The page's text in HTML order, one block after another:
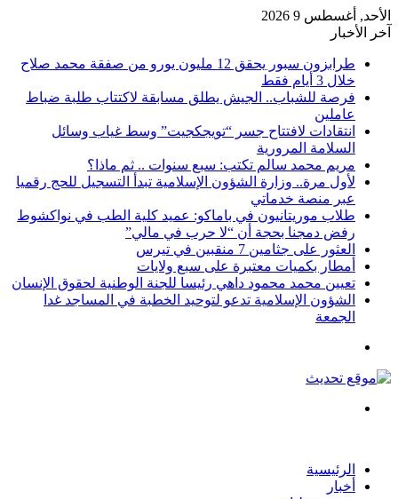
الأحد, أغسطس 9 2026
آخر الأخبار
طرابزون سبور يحقق 12 مليون يورو من صفقة محمد صلاح
خلال 3 أيام فقط
فرصة للشباب.. الجيش يطلق مسابقة لاكتتاب طلبة ضباط
عاملين
انتقادات لافتتاح جسر “تويجكجيت” وسط غياب وسائل
السلامة المرورية
مريم محمد سالم تكتب: سبع سنوات .. ثم ماذا؟
لأول مرة.. وزارة الشؤون الإسلامية تبدأ التسجيل للحج رقميا
عبر منصة خدماتي
طلاب موريتانيون في باماكو: عميد كلية الطب في نواكشوط
رفض دمجنا بحجة أن “لا حرب في مالي”
العثور على جثامين 7 منقبين في تيرس
أمطار بكميات معتبرة على سبع ولايات
تعيين محمد محمود داهي رئيسا للجنة الوطنية لحقوق الإنسان
الشؤون الإسلامية تدعو لتوحيد الخطبة في المساجد غدا
الجمعة
الرئيسية
أخبار